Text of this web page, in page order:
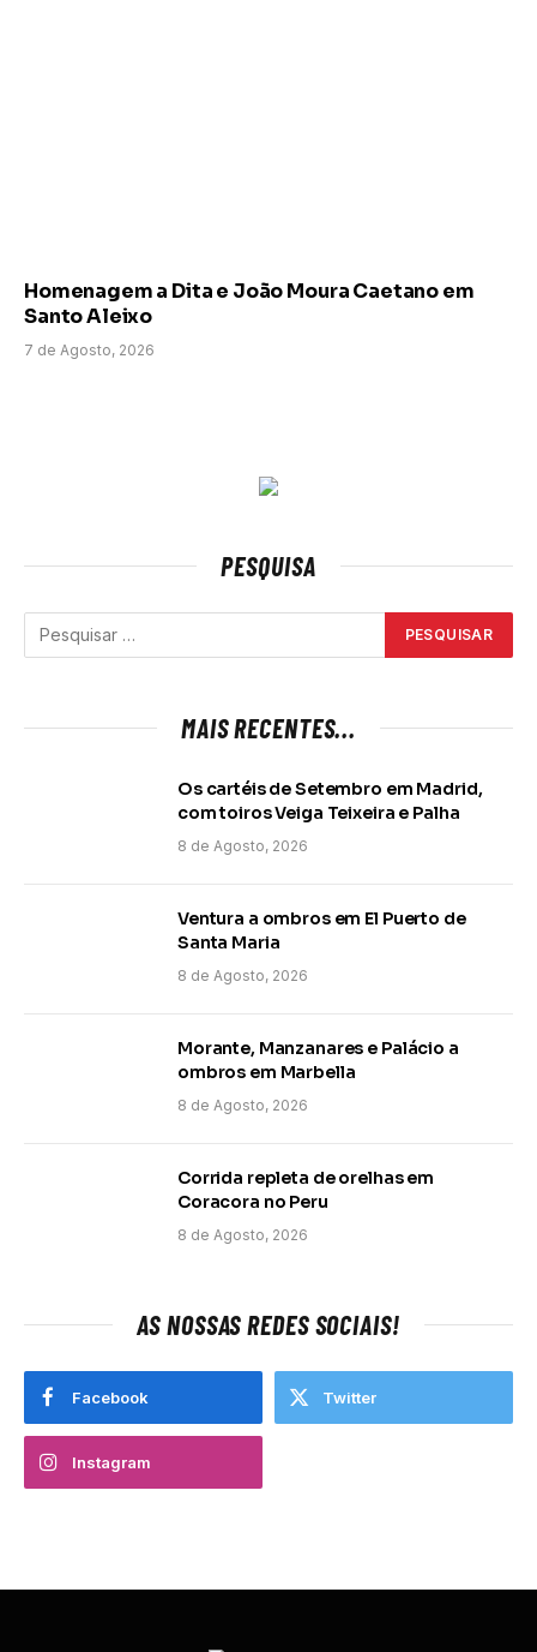
Homenagem a Dita e João Moura Caetano em
Santo Aleixo
7 de Agosto, 2026
PESQUISA
MAIS RECENTES...
Os cartéis de Setembro em Madrid,
com toiros Veiga Teixeira e Palha
8 de Agosto, 2026
Ventura a ombros em El Puerto de
Santa Maria
8 de Agosto, 2026
Morante, Manzanares e Palácio a
ombros em Marbella
8 de Agosto, 2026
Corrida repleta de orelhas em
Coracora no Peru
8 de Agosto, 2026
AS NOSSAS REDES SOCIAIS!
Facebook Twitter
Instagram